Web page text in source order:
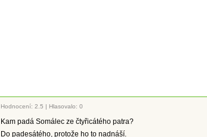
Hodnocení: 2.5 | Hlasovalo: 0
Kam padá Somálec ze čtyřicátého patra?
Do padesátého, protože ho to nadnáší.